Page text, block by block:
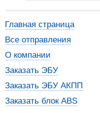
Главная страница
Все отправления
О компании
Заказать ЭБУ
Заказать ЭБУ АКПП
Заказать блок ABS